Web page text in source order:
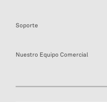
Soporte
Nuestro Equipo Comercial